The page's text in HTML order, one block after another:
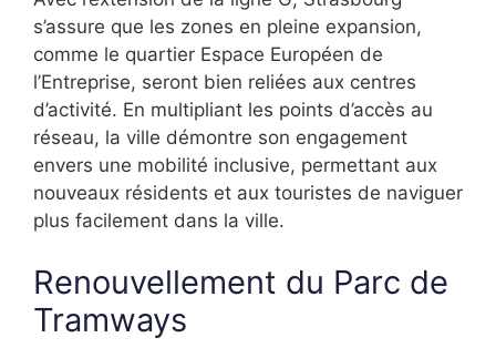
s’assure que les zones en pleine expansion,
comme le quartier Espace Européen de
l’Entreprise, seront bien reliées aux centres
d’activité. En multipliant les points d’accès au
réseau, la ville démontre son engagement
envers une mobilité inclusive, permettant aux
nouveaux résidents et aux touristes de naviguer
plus facilement dans la ville.
Renouvellement du Parc de
Tramways